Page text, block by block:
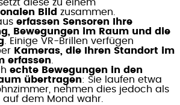
diese zu einem
Bild zusammen.
erfassen Sensoren Ihre
Bewegungen im Raum und die
. Einige VR-Brillen verfügen
Kameras, die Ihren Standort im
erfassen.
echte Bewegungen in den
übertragen: Sie laufen etwa
nehmen dies jedoch als
auf dem Mond wahr.